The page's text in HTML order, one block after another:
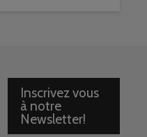
Inscrivez vous
à notre
Newsletter!